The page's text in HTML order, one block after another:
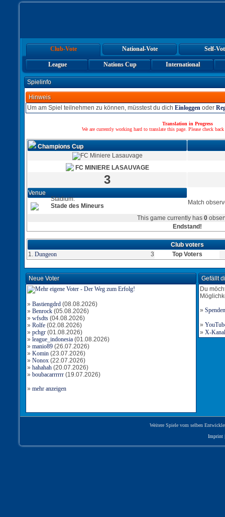
Club-Vote National-Vote Self-
League Nations Cup International
Spielinfo
Hinweis
Um am Spiel teilnehmen zu können, müsstest du dich Einloggen oder
Translation in Progress
We are currently working hard to translate this page. Please check
Champions Cup
FC MINIERE LASAUVAGE
3
Venue
Stadium:
Stade des Mineurs
Match
This game currently has 0
Endstand!
Club voters
1. Dungeon 3 Top Voters
Neue Voter
» Bastiengdrd (08.08.2026)
» Benrock (05.08.2026)
» wfsdts (04.08.2026)
» Rolfe (02.08.2026)
» pchgr (01.08.2026)
» league_indonesia (01.08.2026)
» manio89 (26.07.2026)
» Komin (23.07.2026)
» Nonox (22.07.2026)
» hahahah (20.07.2026)
» boubacarrrrrr (19.07.2026)
» mehr anzeigen
Gefällt
Du
» Spenden
»
» X-
Weitere Spiele vom selben
Imprint